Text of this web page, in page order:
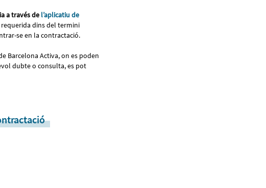
a través de l’aplicatiu de
requerida dins del termini
se en la contractació.
Barcelona Activa, on es poden
dubte o consulta, es pot